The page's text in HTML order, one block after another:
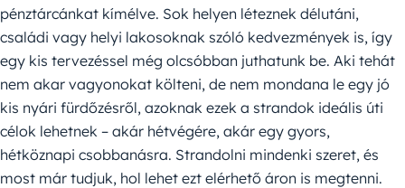
pénztárcánkat kímélve. Sok helyen léteznek délutáni,
családi vagy helyi lakosoknak szóló kedvezmények is, így
egy kis tervezéssel még olcsóbban juthatunk be. Aki tehát
nem akar vagyonokat költeni, de nem mondana le egy jó
kis nyári fürdőzésről, azoknak ezek a strandok ideális úti
célok lehetnek – akár hétvégére, akár egy gyors,
hétköznapi csobbanásra. Strandolni mindenki szeret, és
most már tudjuk, hol lehet ezt elérhető áron is megtenni.